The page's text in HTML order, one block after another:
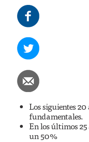
Los siguientes
fundamentales.
En los últimos
un 50%